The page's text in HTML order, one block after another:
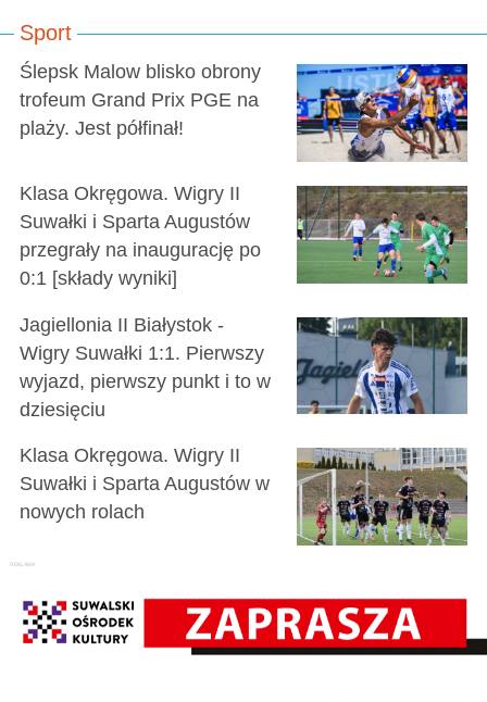
Sport
Ślepsk Malow blisko obrony
trofeum Grand Prix PGE na
plaży. Jest półfinał!
Klasa Okręgowa. Wigry II
Suwałki i Sparta Augustów
przegrały na inaugurację po
0:1 [składy wyniki]
Jagiellonia II Białystok -
Wigry Suwałki 1:1. Pierwszy
wyjazd, pierwszy punkt i to w
dziesięciu
Klasa Okręgowa. Wigry II
Suwałki i Sparta Augustów w
nowych rolach